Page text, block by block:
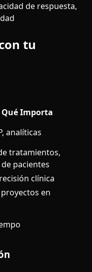
de respuesta,
tu
Qué Importa
analíticas
tratamientos,
pacientes
clínica
en